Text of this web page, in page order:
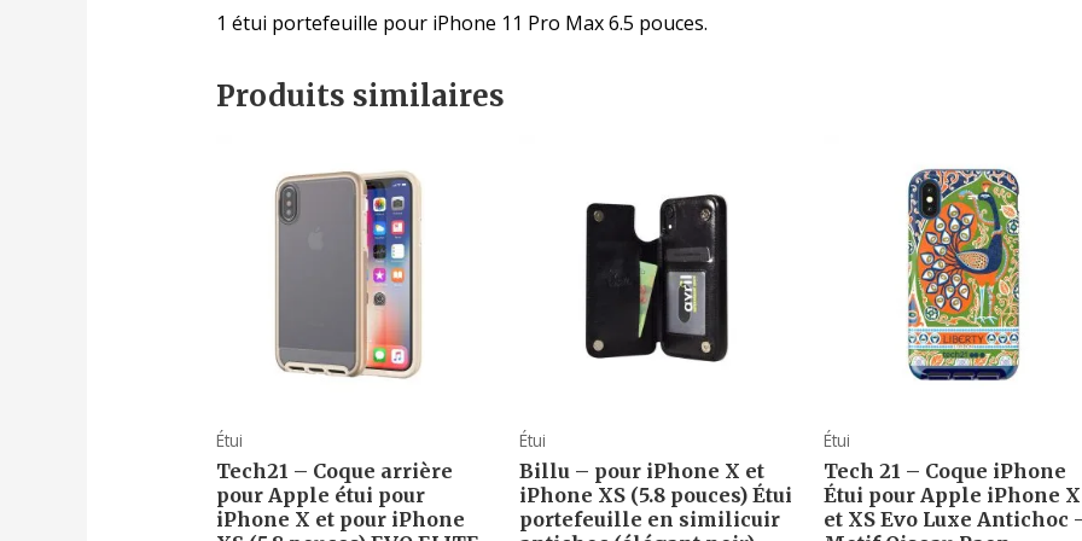
1 étui portefeuille pour iPhone 11 Pro Max 6.5 pouces.
Produits similaires
Étui
Tech21 – Coque arrière
pour Apple étui pour
iPhone X et pour iPhone
Étui
Billu – pour iPhone X et
iPhone XS (5.8 pouces) Étui
portefeuille en similicuir
Étui
Tech 21 – Coque iPhone
Étui pour Apple iPhone X
et XS Evo Luxe Antichoc